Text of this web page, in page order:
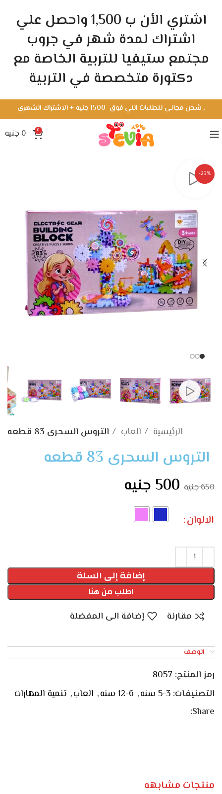
. شحن مجاني للطلبات اللي فوق 1500 جنيه + الاشتراك الشهري
0
0 جنيه
-23%
الرئيسية العاب التروس السحرى 83 قطعه
التروس السحرى 83 قطعه
650جنيه 500 جنيه
الالوان
إضافة إلى السلة
اطلب من هنا
مقارنة إضافة الى المفضلة
الوصف
رمز المنتج: 8057
التصنيفات: 3-5 سنه , 6-12 سنه , العاب, تنمية المهارات
Share:
منتجات مشابهه
اشتري الأن ب 1,500 واحصل علي
اشتراك لمدة شهر في جروب
مجتمع ستيفيا للتربية الخاصة مع
دكتورة متخصصة في التربية